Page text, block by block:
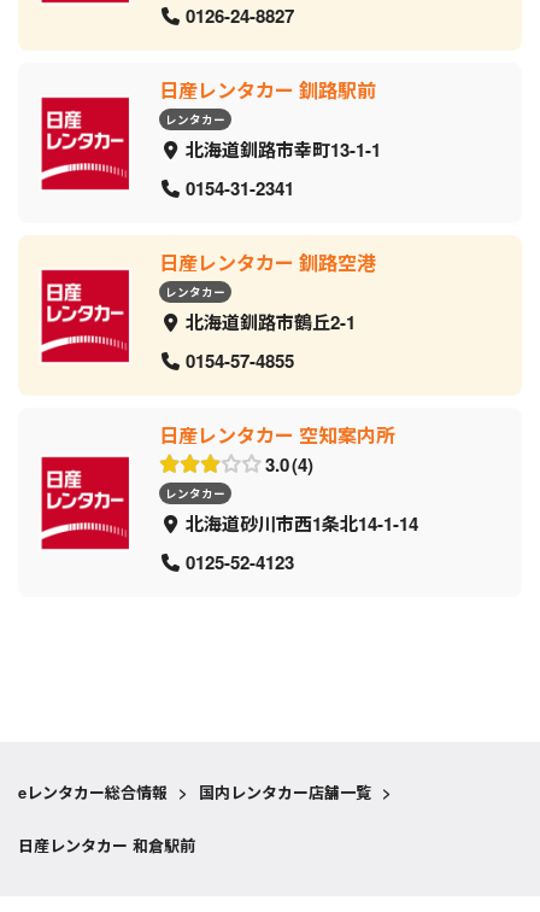
0126-24-8827
日産レンタカー 釧路駅前
レンタカー
北海道釧路市幸町13-1-1
0154-31-2341
日産レンタカー 釧路空港
レンタカー
北海道釧路市鶴丘2-1
0154-57-4855
日産レンタカー 空知案内所
3.0 4
レンタカー
北海道砂川市西1条北14-1-14
0125-52-4123
eレンタカー総合情報 > 国内レンタカー店舗一覧 >
日産レンタカー 和倉駅前